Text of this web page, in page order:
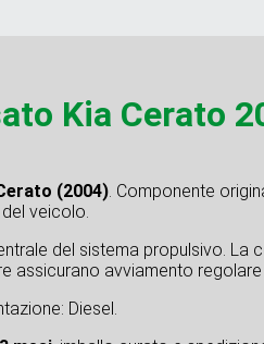
Kia Cerato
(2004). Componente
veicolo.
del sistema propulsivo.
assicurano avviamento
Diesel.